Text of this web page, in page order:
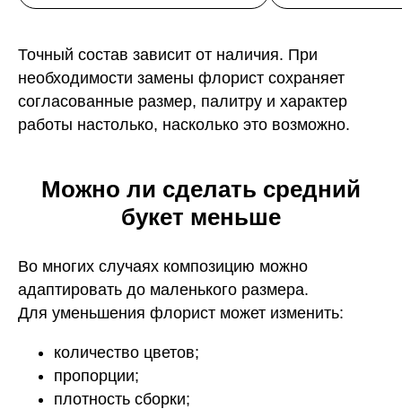
Точный состав зависит от наличия. При
необходимости замены флорист сохраняет
согласованные размер, палитру и характер
работы настолько, насколько это возможно.
Можно ли сделать средний
букет меньше
Во многих случаях композицию можно
адаптировать до маленького размера.
Для уменьшения флорист может изменить:
количество цветов;
пропорции;
плотность сборки;